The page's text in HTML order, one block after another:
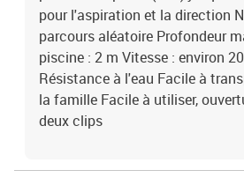
pour l'aspiration et la direction
parcours aléatoire Profondeur
piscine : 2 m Vitesse : environ
Résistance à l'eau Facile à
la famille Facile à utiliser,
deux clips